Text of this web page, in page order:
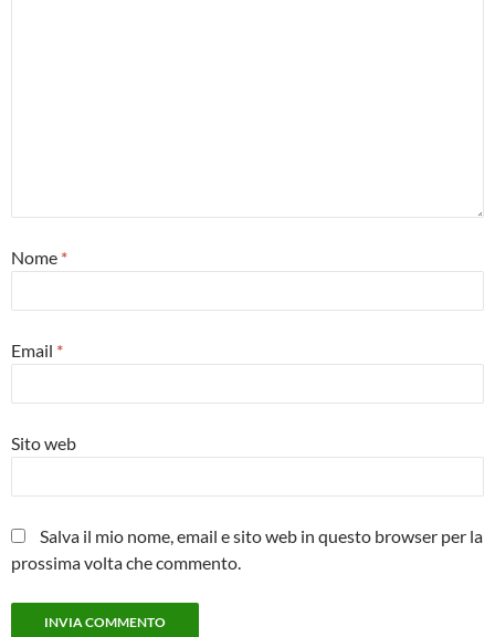
Nome *
Email *
Sito web
Salva il mio nome, email e sito web in questo browser per la
prossima volta che commento.